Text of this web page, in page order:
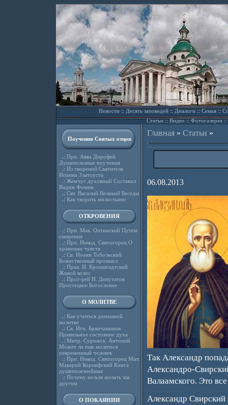
Новости::Десять заповедей::Диалоги::Семья::
Статьи::Видео ::Фотогалерея::
Поучения Святых отцов
.: Прп. Авва Дорофей
Душеполезные поучения
.: Из творений Святителя
Иоанна Златоуста
.: Жемчуг духовный Составил
Вадим Фомин
.: Свт. Василий Великий Беседы
.: Как творить милостыню
ОТКРОВЕНИЯ
.: Прп. Мак. Оптинский Путем
смирения
.: Прп. Никод. Святогорец О
хранении чувств
.: Св. Иоанн Тобольский
Божественный промысл
.: Прав. И. Кронштадтский
Живой колос
.: Прот-рей Н. Депутатов
Простецкое Богословие
О МОЛИТВЕ
.: Как учиться домашней
молитве
.: Св. Игн. Брянчанинов
Правильное состояние духа
.: Митр. Сурожск. Антоний
Может ли еще молиться
современный человек
.: Прп. Никод. Святогорец Мит.
Макарий Коринфский Книга
душеполезнейшая
.: Почему нельзя желать зла
другим
О ПОКАЯНИИ
Главная» Статьи »
06.08.2013
Так Александр
Александро-
Валаамского. Это
Александр Свирский